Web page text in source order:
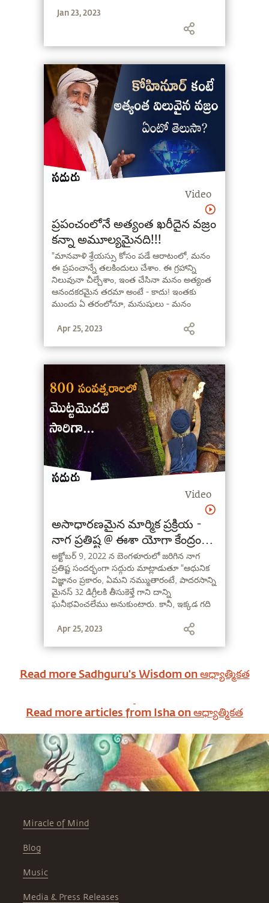
Jan 23, 2023
Video
ప్రపంచంలోనే అత్యంత ఖరీదైన వజ్రం
కన్నా అమూల్యమైనది!!!
"మానవాళి శ్రేయస్సు కోసం పడే ఆరాటంలో, మనం
ఈ ప్రపంచాన్నే తలకిందులు చేశాం. ఈ గ్రహాన్ని
నిలువునా చీల్చేశాం, ఇంత చేసినా మనం అత్యంత
ఆనందకరమైన తరమా అంటే - కాదు! ఇంతకు
ముందు ఏ తరంలోనూ, మనుషులు - మనం
పొందలేదు. కానీ ఈ సౌకర్యాలన్నీ ఉన్నా - మనది
Apr 25, 2023
Video
అసాధారణమైన మార్మిక ప్రక్రియ -
నాగ ప్రతిష్ట @ ఈశా యోగా కేంద్రం
బెంగళూరు
అక్టోబర్ 9, 2022 న బెంగళూరులో జరిగిన నాగ
ప్రతిష్ట సందర్భంగా సద్గురు మాట్లాడుతూ "ఆధునిక
విజ్ఞానం ప్రకారం, ఏమని నమ్ముతారంటే, పాదరసాన్ని
మైనస్ 32 డిగ్రీలకి తీసుకెళ్తే గాని దాన్ని
ఘనీభవించలేము అనుకుంటారు. కానీ, ఇక్కడ గది
మన భారతీయ రస విజ్ఞానం!" అని అన్నారు.
Apr 25, 2023
Read more Sadhguru's Wisdom onఆధ్యాత్మికత
Read more articles from Isha onఆధ్యాత్మికత
Miracle of Mind
Blog
Music
Media & Press Releases